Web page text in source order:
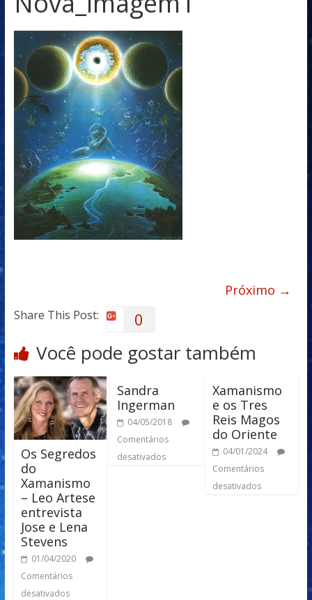
Próximo →
Share This Post: 0
Você pode gostar também
Os Segredos
do
Xamanismo
– Leo Artese
entrevista
Jose e Lena
Stevens
01/04/2020
Comentários
desativados
Sandra
Ingerman
04/05/2018
Comentários
desativados
Xamanismo
e os Tres
Reis Magos
do Oriente
04/01/2024
Comentários
desativados